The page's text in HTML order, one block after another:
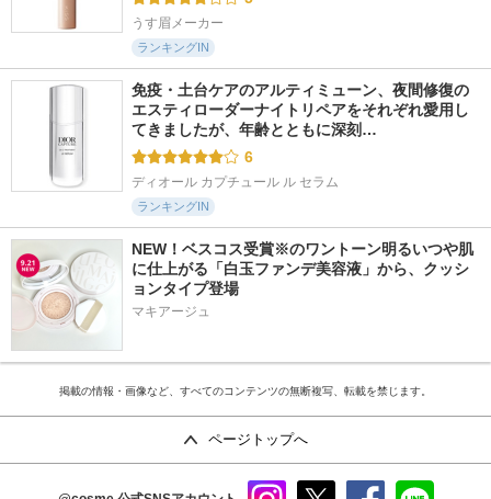
うす眉メーカー
ランキングIN
免疫・土台ケアのアルティミューン、夜間修復の
エスティローダーナイトリペアをそれぞれ愛用し
てきましたが、年齢とともに深刻…
6
ディオール カプチュール ル セラム
ランキングIN
NEW！ベスコス受賞※のワントーン明るいつや肌
に仕上がる「白玉ファンデ美容液」から、クッシ
ョンタイプ登場
マキアージュ
掲載の情報・画像など、すべてのコンテンツの無断複写、転載を禁じます。
ページトップへ